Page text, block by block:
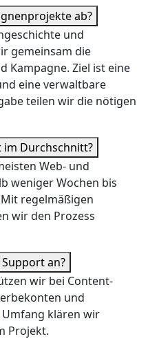
ab?
und
gemeinsam die
Kampagne. Ziel ist eine
eine verwaltbare
teilen wir die nötigen
im Durchschnitt?
Web- und
weniger Wochen bis
regelmäßigen
wir den Prozess
an?
wir bei Content-
und
klären wir
Projekt.